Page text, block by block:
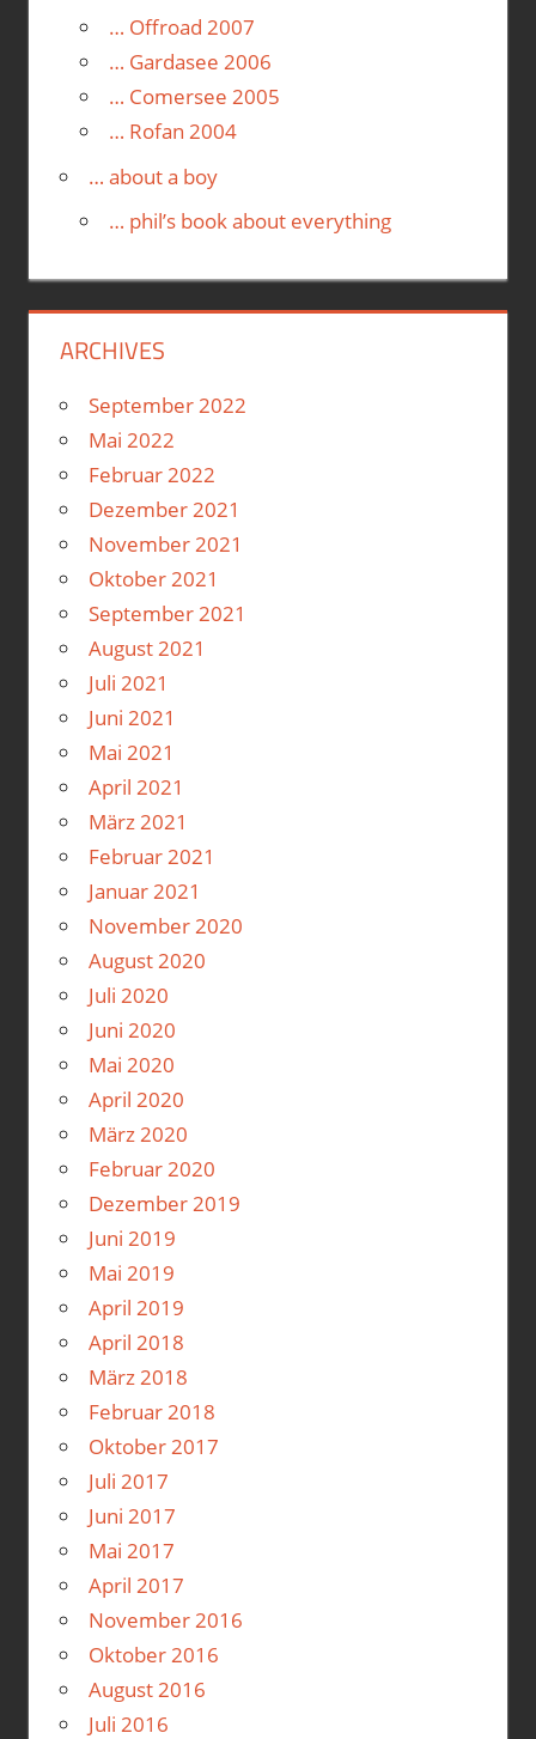
… Offroad 2007
… Gardasee 2006
… Comersee 2005
… Rofan 2004
… about a boy
… phil’s book about everything
ARCHIVES
September 2022
Mai 2022
Februar 2022
Dezember 2021
November 2021
Oktober 2021
September 2021
August 2021
Juli 2021
Juni 2021
Mai 2021
April 2021
März 2021
Februar 2021
Januar 2021
November 2020
August 2020
Juli 2020
Juni 2020
Mai 2020
April 2020
März 2020
Februar 2020
Dezember 2019
Juni 2019
Mai 2019
April 2019
April 2018
März 2018
Februar 2018
Oktober 2017
Juli 2017
Juni 2017
Mai 2017
April 2017
November 2016
Oktober 2016
August 2016
Juli 2016